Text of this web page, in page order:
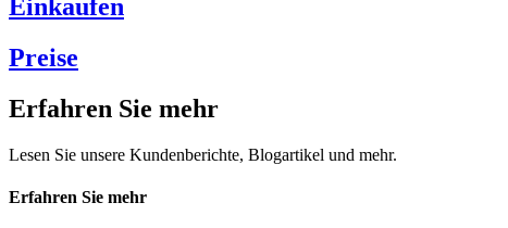
Einkaufen
Preise
Erfahren Sie mehr
Lesen Sie unsere Kundenberichte, Blogartikel und mehr.
Erfahren Sie mehr